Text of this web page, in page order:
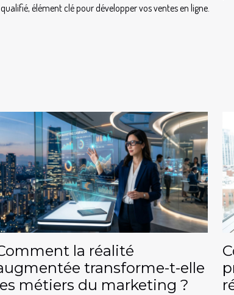
élément clé pour développer vos ventes en ligne.
la réalité
transforme-t-elle
métiers du marketing ?